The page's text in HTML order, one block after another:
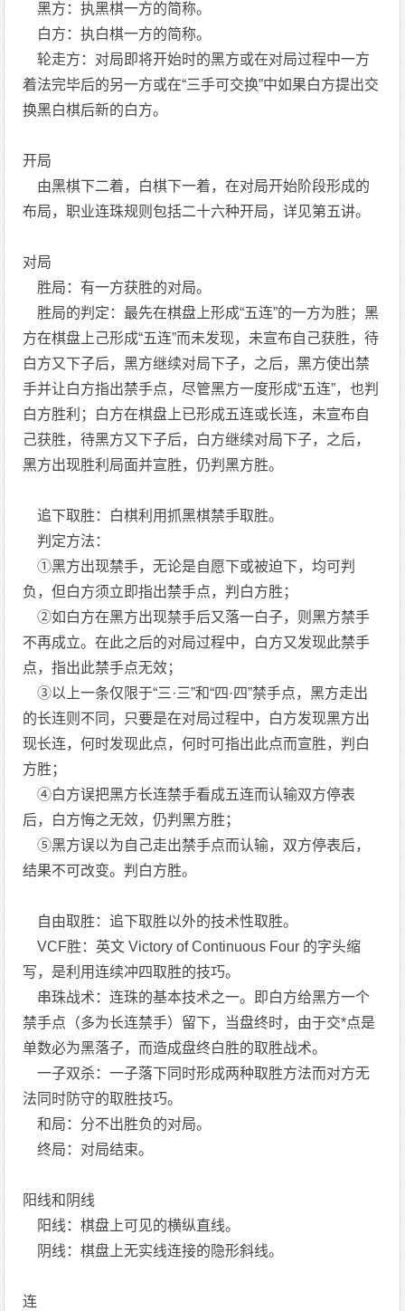
黑方：执黑棋一方的简称。
白方：执白棋一方的简称。
轮走方：对局即将开始时的黑方或在对局过程中一方
着法完毕后的另一方或在“三手可交换”中如果白方提出交
换黑白棋后新的白方。
开局
由黑棋下二着，白棋下一着，在对局开始阶段形成的
布局，职业连珠规则包括二十六种开局，详见第五讲。
对局
胜局：有一方获胜的对局。
胜局的判定：最先在棋盘上形成“五连”的一方为胜；黑
方在棋盘上己形成“五连”而未发现，未宣布自己获胜，待
白方又下子后，黑方继续对局下子，之后，黑方使出禁
手并让白方指出禁手点，尽管黑方一度形成“五连”，也判
白方胜利；白方在棋盘上已形成五连或长连，未宣布自
己获胜，待黑方又下子后，白方继续对局下子，之后，
黑方出现胜利局面并宣胜，仍判黑方胜。
追下取胜：白棋利用抓黑棋禁手取胜。
判定方法：
①黑方出现禁手，无论是自愿下或被迫下，均可判
负，但白方须立即指出禁手点，判白方胜；
②如白方在黑方出现禁手后又落一白子，则黑方禁手
不再成立。在此之后的对局过程中，白方又发现此禁手
点，指出此禁手点无效；
③以上一条仅限于“三·三”和“四·四”禁手点，黑方走出
的长连则不同，只要是在对局过程中，白方发现黑方出
现长连，何时发现此点，何时可指出此点而宣胜，判白
方胜；
④白方误把黑方长连禁手看成五连而认输双方停表
后，白方悔之无效，仍判黑方胜；
⑤黑方误以为自己走出禁手点而认输，双方停表后，
结果不可改变。判白方胜。
自由取胜：追下取胜以外的技术性取胜。
VCF胜：英文 Victory of Continuous Four 的字头缩
写，是利用连续冲四取胜的技巧。
串珠战术：连珠的基本技术之一。即白方给黑方一个
禁手点（多为长连禁手）留下，当盘终时，由于交*点是
单数必为黑落子，而造成盘终白胜的取胜战术。
一子双杀：一子落下同时形成两种取胜方法而对方无
法同时防守的取胜技巧。
和局：分不出胜负的对局。
终局：对局结束。
阳线和阴线
阳线：棋盘上可见的横纵直线。
阴线：棋盘上无实线连接的隐形斜线。
连